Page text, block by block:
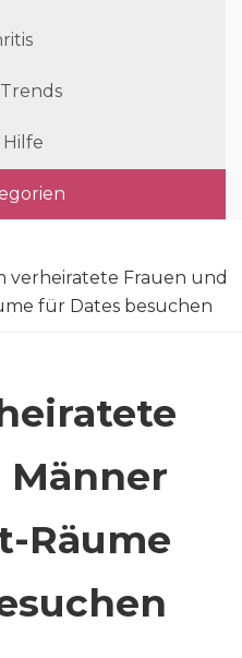
Hilfe
verheiratete Frauen und
für Dates besuchen
Männer
Räume